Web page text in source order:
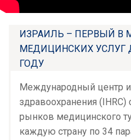
ИЗРАИЛЬ – ПЕРВЫЙ В
МЕДИЦИНСКИХ УСЛУГ
ГОДУ
Международный центр
здравоохранения (IHRC)
рынков медицинского
каждую страну по 34